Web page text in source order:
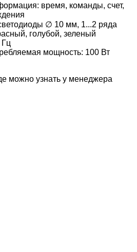
время, команды, счет,
∅ 10 мм, 1...2 ряда
голубой, зеленый
мощность: 100 Вт
можно узнать у менеджера